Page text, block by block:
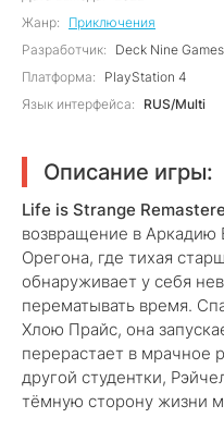
Жанр:
Приключения
Разработчик:
Deck Nine Games
Платформа:
PlayStation 4
Язык интерфейса:
RUS/Multi
Описание игры:
Life is Strange
возвращение в Аркадию
Орегона, где тихая
обнаруживает у себя
перематывать время.
Хлою Прайс, она
перерастает в мрачное
другой студентки,
тёмную сторону жизни